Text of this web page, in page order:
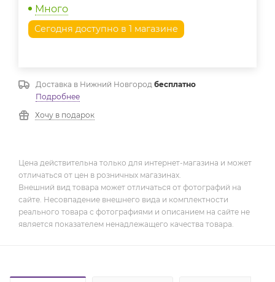
Много
Сегодня доступно в 1 магазине
Доставка в Нижний Новгород бесплатно
Подробнее
Хочу в подарок
Цена действительна только для интернет-магазина и может
отличаться от цен в розничных магазинах.
Внешний вид товара может отличаться от фотографий на
сайте. Несовпадение внешнего вида и комплектности
реального товара с фотографиями и описанием на сайте не
является показателем ненадлежащего качества товара.